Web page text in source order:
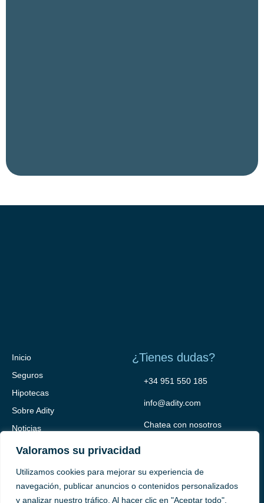
Valoramos su privacidad
Utilizamos cookies para mejorar su experiencia de
navegación, publicar anuncios o contenidos personalizados
y analizar nuestro tráfico. Al hacer clic en "Aceptar todo",
Inicio
Seguros
Hipotecas
Sobre Adity
Noticias
Contacto
¿Tienes dudas?
+34 951 550 185
info@adity.com
Chatea con nosotros